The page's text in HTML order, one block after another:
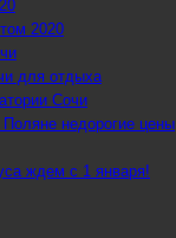
2020
для отдыха
Сочи
недорогие цены
ждем с 1 января!